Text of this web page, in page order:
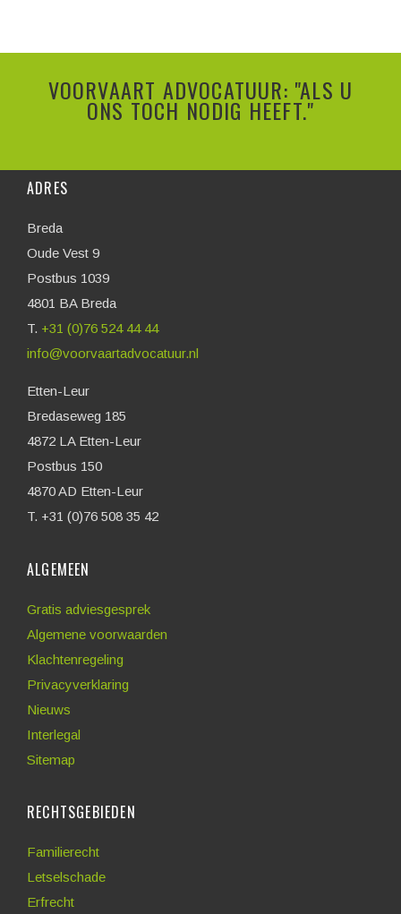
VOORVAART ADVOCATUUR: "ALS U
ONS TOCH NODIG HEEFT."
ADRES
Breda
Oude Vest 9
Postbus 1039
4801 BA Breda
T. +31 (0)76 524 44 44
info@voorvaartadvocatuur.nl
Etten-Leur
Bredaseweg 185
4872 LA Etten-Leur
Postbus 150
4870 AD Etten-Leur
T. +31 (0)76 508 35 42
ALGEMEEN
Gratis adviesgesprek
Algemene voorwaarden
Klachtenregeling
Privacyverklaring
Nieuws
Interlegal
Sitemap
RECHTSGEBIEDEN
Familierecht
Letselschade
Erfrecht